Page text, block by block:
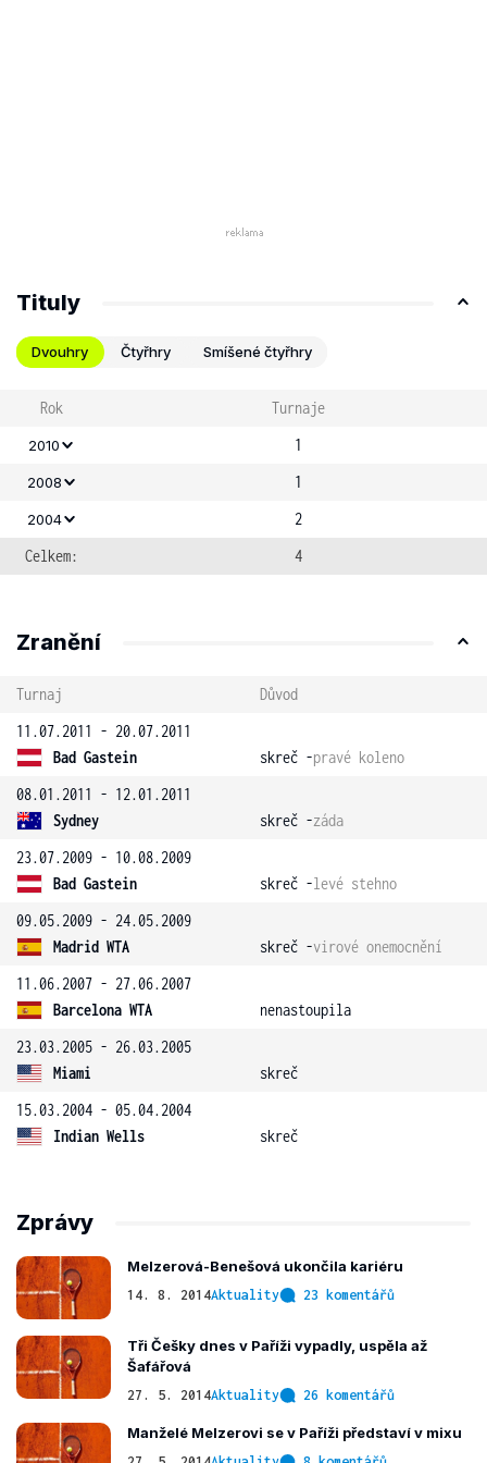
Tituly
Dvouhry Čtyřhry Smíšené čtyřhry
Rok Turnaje
2010 1
2008 1
2004
2
Celkem:
4
Zranění
Turnaj
Důvod
11.07.2011 - 20.07.2011
Bad Gastein
skreč -pravé koleno
08.01.2011 - 12.01.2011
Sydney
skreč -záda
23.07.2009 - 10.08.2009
Bad Gastein
skreč -levé stehno
09.05.2009 - 24.05.2009
Madrid WTA
skreč -virové onemocnění
11.06.2007 - 27.06.2007
Barcelona WTA
nenastoupila
23.03.2005 - 26.03.2005
Miami
skreč
15.03.2004 - 05.04.2004
Indian Wells
skreč
Zprávy
Melzerová-Benešová ukončila kariéru
14. 8. 2014Aktuality 23 komentářů
Tři Češky dnes v Paříži vypadly, uspěla až
Šafářová
27. 5. 2014Aktuality 26 komentářů
Manželé Melzerovi se v Paříži představí v mixu